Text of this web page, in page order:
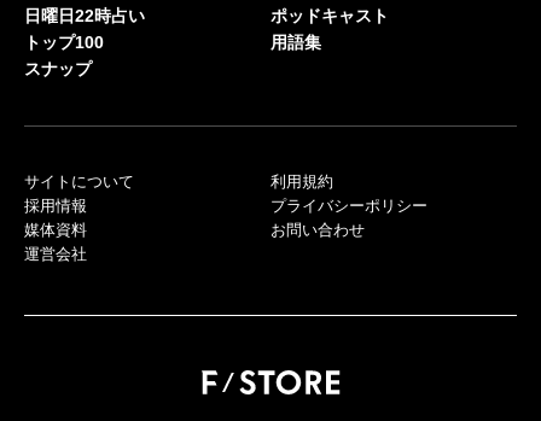
日曜日22時占い
トップ100
スナップ
ポッドキャスト
用語集
サイトについて
採用情報
媒体資料
運営会社
利用規約
プライバシーポリシー
お問い合わせ